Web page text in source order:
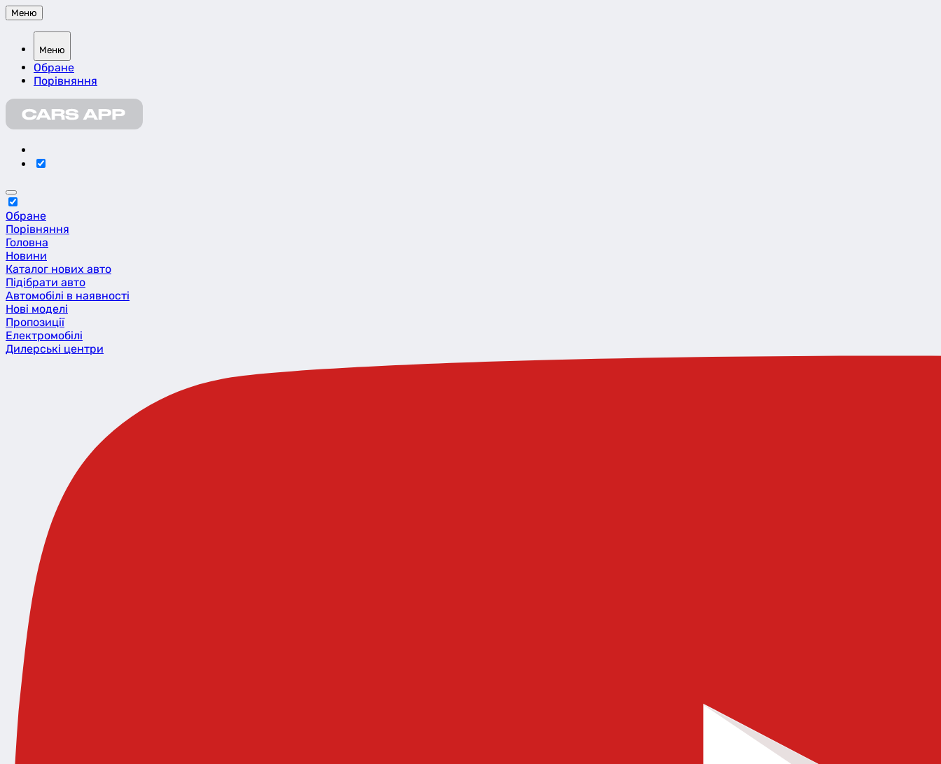
Меню
Меню
Обране
Порівняння
Обране
Порівняння
Головна
Новини
Каталог нових авто
Підібрати авто
Автомобілі в наявності
Нові моделі
Пропозиції
Eлектромобілі
Дилерські центри